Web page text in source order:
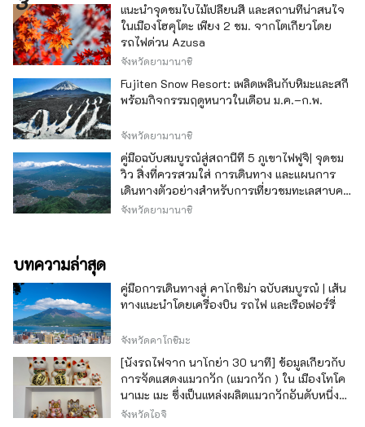
แนะนำจุดชมใบไม้เปลี่ยนสี และสถานที่น่าสนใจ
ในเมืองโฮคุโตะ เพียง 2 ชม. จากโตเกียวโดย
รถไฟด่วน Azusa
จังหวัดยามานาชิ
Fujiten Snow Resort: เพลิดเพลินกับหิมะและสกี
พร้อมกิจกรรมฤดูหนาวในเดือน ม.ค.–ก.พ.
จังหวัดยามานาชิ
คู่มือฉบับสมบูรณ์สู่สถานีที่ 5 ภูเขาไฟฟูจิ| จุดชม
วิว สิ่งที่ควรสวมใส่ การเดินทาง และแผนการ
เดินทางตัวอย่างสำหรับการเที่ยวชมทะเลสาบคา
วากุจิ
จังหวัดยามานาชิ
บทความล่าสุด
คู่มือการเดินทางสู่ คาโกชิม่า ฉบับสมบูรณ์ | เส้น
ทางแนะนำโดยเครื่องบิน รถไฟ และเรือเฟอร์รี่
จังหวัดคาโกชิมะ
[นั่งรถไฟจาก นาโกย่า 30 นาที] ข้อมูลเกี่ยวกับ
การจัดแสดงแมวกวัก (แมวกวัก ) ใน เมืองโทโค
นาเมะ เมะ ซึ่งเป็นแหล่งผลิตแมวกวักอันดับหนึ่ง
ของญี่ปุ่น
จังหวัดไอจิ